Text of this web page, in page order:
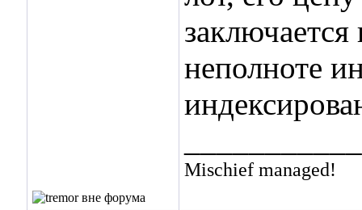
неполноте
Mischief managed!